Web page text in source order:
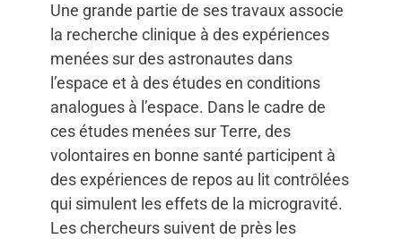
Une grande partie de ses travaux associe
la recherche clinique à des expériences
menées sur des astronautes dans
l’espace et à des études en conditions
analogues à l’espace. Dans le cadre de
ces études menées sur Terre, des
volontaires en bonne santé participent à
des expériences de repos au lit contrôlées
qui simulent les effets de la microgravité.
Les chercheurs suivent de près les